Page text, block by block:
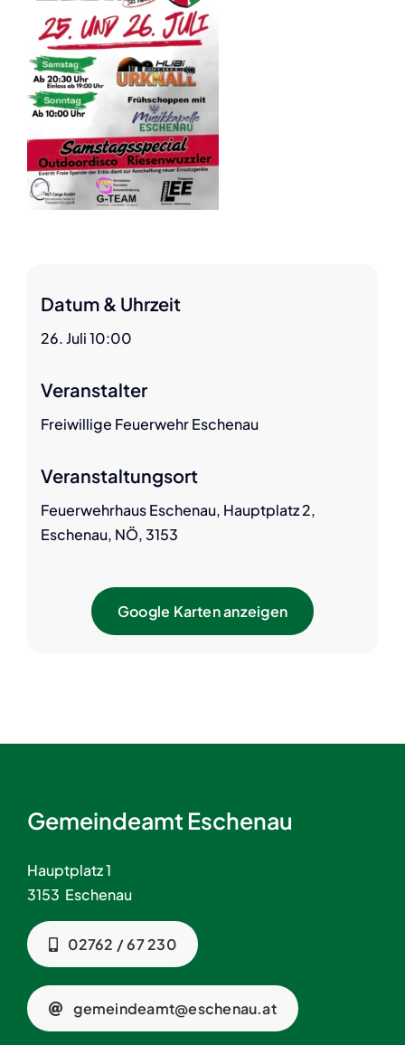
Datum & Uhrzeit
26. Juli 10:00
Veranstalter
Freiwillige Feuerwehr Eschenau
Veranstaltungsort
Feuerwehrhaus Eschenau, Hauptplatz 2,
Eschenau, NÖ, 3153
Google Karten anzeigen
Gemeindeamt Eschenau
Hauptplatz 1
3153 Eschenau
02762 / 67 230
gemeindeamt@eschenau.at